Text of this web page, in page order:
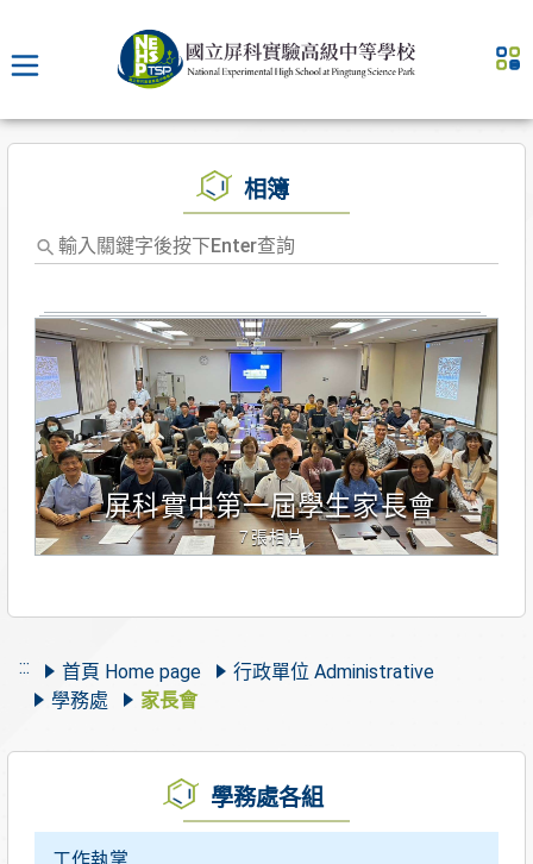
相簿
輸
入
鍵
字
後
按
下
Enter
查
詢，
下
將
改
屏科實中第一屆學生家長會
7張相片
::: 首頁 Home page
行政單位 Administrative
學務處
家長會
學務處各組